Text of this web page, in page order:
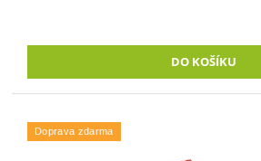
Doprava zdarma